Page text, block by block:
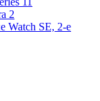
2
Watch SE, 2-е